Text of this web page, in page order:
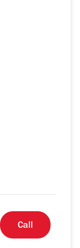
Call